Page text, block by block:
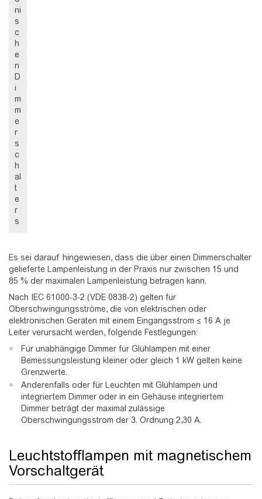
ni
s
c
h
e
n
D
i
m
m
e
r
s
c
h
al
t
e
r
s
Es sei darauf hingewiesen, dass die über einen Dimmerschalter
gelieferte Lampenleistung in der Praxis nur zwischen 15 und
85 % der maximalen Lampenleistung betragen kann.
Nach IEC 61000-3-2 (VDE 0838-2) gelten für
Oberschwingungsströme, die von elektrischen oder
elektronischen Geräten mit einem Eingangsstrom ≤ 16 A je
Leiter verursacht werden, folgende Festlegungen:
Für unabhängige Dimmer für Glühlampen mit einer
Bemessungsleistung kleiner oder gleich 1 kW gelten keine
Grenzwerte.
Anderenfalls oder für Leuchten mit Glühlampen und
integriertem Dimmer oder in ein Gehäuse integriertem
Dimmer beträgt der maximal zulässige
Oberschwingungsstrom der 3. Ordnung 2,30 A.
Leuchtstofflampen mit magnetischem
Vorschaltgerät